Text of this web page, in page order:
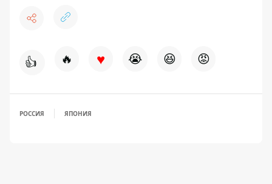
👍 🔥 ♥ 😭 😆 😡
РОССИЯ ЯПОНИЯ